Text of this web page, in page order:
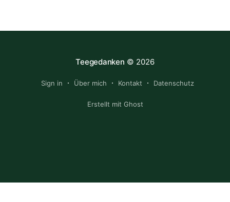
Teegedanken © 2026
Sign in Über mich Kontakt Datenschutz
Erstellt mit Ghost